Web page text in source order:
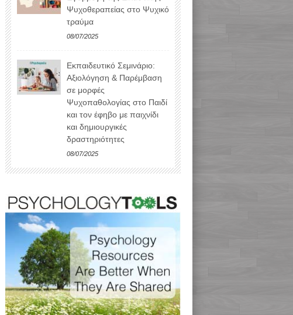
Ψυχοθεραπείας στο Ψυχικό
τραύμα
08/07/2025
Εκπαιδευτικό Σεμινάριο:
Αξιολόγηση & Παρέμβαση
σε μορφές
Ψυχοπαθολογίας στο Παιδί
και τον έφηβο με παιχνίδι
και δημιουργικές
δραστηριότητες
08/07/2025